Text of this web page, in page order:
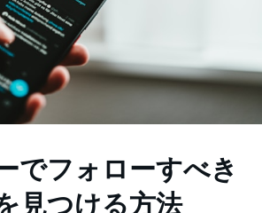
でフォローすべき
見つける方法